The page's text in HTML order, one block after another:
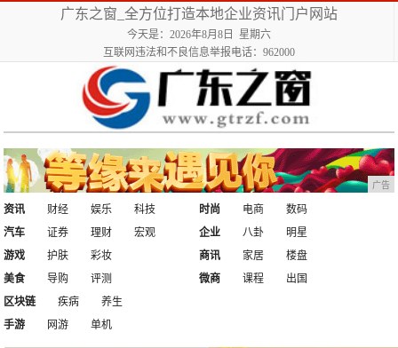
广东之窗_全方位打造本地企业资讯门户网站
今天是：2026年8月8日 星期六
互联网违法和不良信息举报电话：962000
广告
资讯 财经 娱乐
科技
汽车
证券 理财 宏观
时尚 电商
数码
企业
八卦
明星
游戏
护肤
彩妆
美食
导购 评测
商讯 家居
楼盘
微商
课程
出国
区块链
疾病
养生
手游
网游 单机